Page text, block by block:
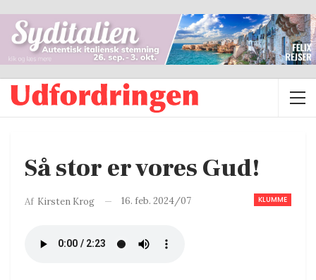
Så stor er vores Gud!
KLUMME
Af Kirsten Krog 16. feb. 2024/07